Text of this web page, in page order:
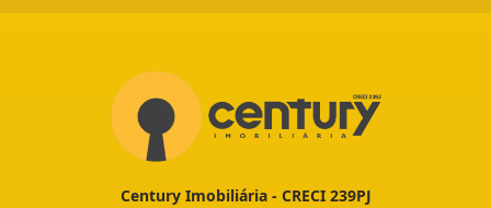
Century Imobiliária - CRECI 239PJ